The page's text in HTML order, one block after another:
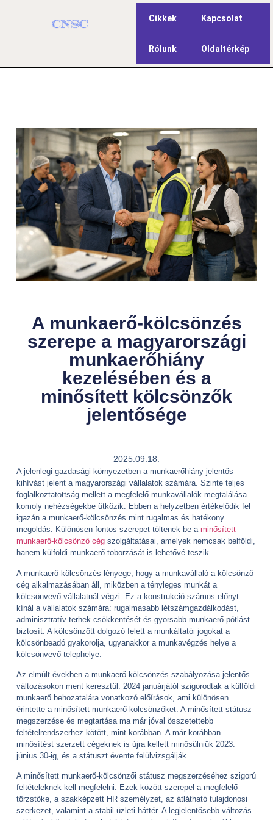
Cikkek Kapcsolat
Rólunk Oldaltérkép
A munkaerő-kölcsönzés
szerepe a magyarországi
munkaerőhiány
kezelésében és a
minősített kölcsönzők
jelentősége
2025.09.18.
A jelenlegi gazdasági környezetben a munkaerőhiány jelentős
kihívást jelent a magyarországi vállalatok számára. Szinte teljes
foglalkoztatottság mellett a megfelelő munkavállalók megtalálása
komoly nehézségekbe ütközik. Ebben a helyzetben értékelődik fel
igazán a munkaerő-kölcsönzés mint rugalmas és hatékony
megoldás. Különösen fontos szerepet töltenek be a minősített
munkaerő-kölcsönző cégszolgáltatásai, amelyek nemcsak belföldi,
hanem külföldi munkaerő toborzását is lehetővé teszik.
A munkaerő-kölcsönzés lényege, hogy a munkavállaló a kölcsönző
cég alkalmazásában áll, miközben a tényleges munkát a
kölcsönvevő vállalatnál végzi. Ez a konstrukció számos előnyt
kínál a vállalatok számára: rugalmasabb létszámgazdálkodást,
adminisztratív terhek csökkentését és gyorsabb munkaerő-pótlást
biztosít. A kölcsönzött dolgozó felett a munkáltatói jogokat a
kölcsönbeadó gyakorolja, ugyanakkor a munkavégzés helye a
kölcsönvevő telephelye.
Az elmúlt években a munkaerő-kölcsönzés szabályozása jelentős
változásokon ment keresztül. 2024 januárjától szigorodtak a külföldi
munkaerő behozatalára vonatkozó előírások, ami különösen
érintette a minősített munkaerő-kölcsönzőket. A minősített státusz
megszerzése és megtartása ma már jóval összetettebb
feltételrendszerhez kötött, mint korábban. A már korábban
minősítést szerzett cégeknek is újra kellett minősülniük 2023.
június 30-ig, és a státuszt évente felülvizsgálják.
A minősített munkaerő-kölcsönzői státusz megszerzéséhez szigorú
feltételeknek kell megfelelni. Ezek között szerepel a megfelelő
törzstőke, a szakképzett HR személyzet, az átlátható tulajdonosi
szerkezet, valamint a stabil üzleti háttér. A legjelentősebb változás